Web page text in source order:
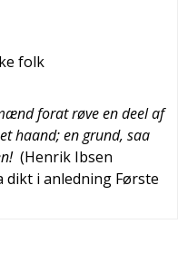
folk
forat røve en deel af
haand; en grund, saa
(Henrik Ibsen
dikt i anledning Første